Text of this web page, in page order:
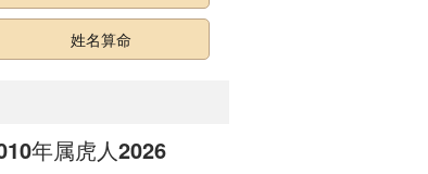
姓名算命
年属虎人2026